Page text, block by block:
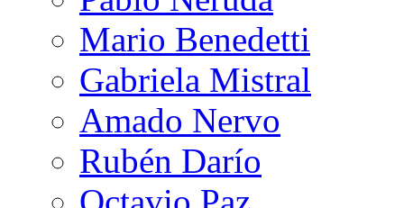
Mario Benedetti
Gabriela Mistral
Amado Nervo
Rubén Darío